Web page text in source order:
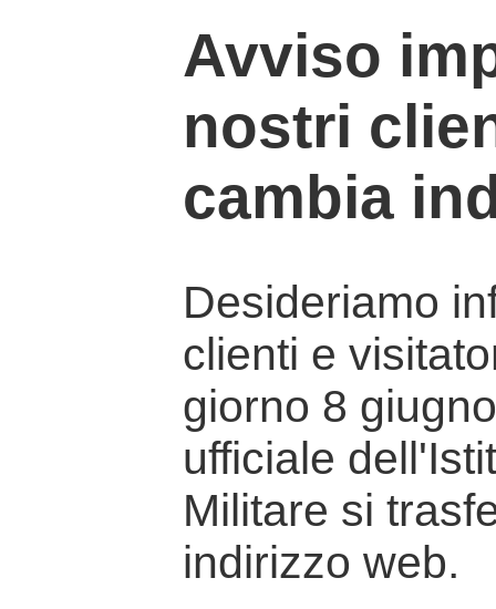
Avviso
nostri
cambia
Desideriamo
clienti e
giorno 8
ufficiale
Militare si
indirizzo web.